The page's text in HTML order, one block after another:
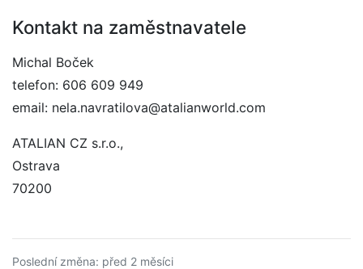
Kontakt na zaměstnavatele
Michal Boček
telefon: 606 609 949
email: nela.navratilova@atalianworld.com
ATALIAN CZ s.r.o.,
Ostrava
70200
Poslední změna: před 2 měsíci